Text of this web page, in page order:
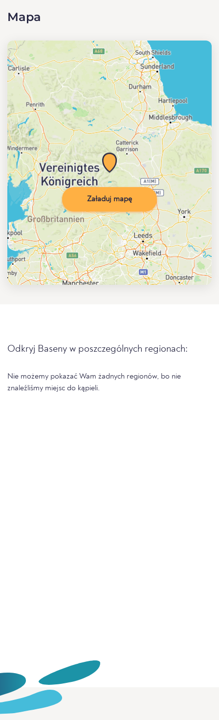
Mapa
Załaduj mapę
Odkryj Baseny w poszczególnych regionach:
Nie możemy pokazać Wam żadnych regionów, bo nie
znaleźliśmy miejsc do kąpieli.